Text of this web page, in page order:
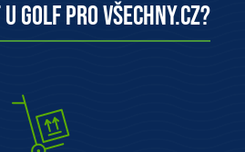
Golf pro všechny.cz?